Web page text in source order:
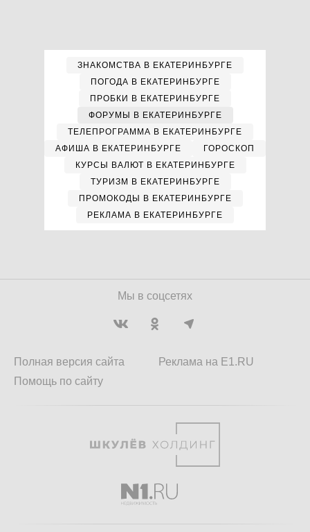
ЗНАКОМСТВА В ЕКАТЕРИНБУРГЕ
ПОГОДА В ЕКАТЕРИНБУРГЕ
ПРОБКИ В ЕКАТЕРИНБУРГЕ
ФОРУМЫ В ЕКАТЕРИНБУРГЕ
ТЕЛЕПРОГРАММА В ЕКАТЕРИНБУРГЕ
АФИША В ЕКАТЕРИНБУРГЕ
ГОРОСКОП
КУРСЫ ВАЛЮТ В ЕКАТЕРИНБУРГЕ
ТУРИЗМ В ЕКАТЕРИНБУРГЕ
ПРОМОКОДЫ В ЕКАТЕРИНБУРГЕ
РЕКЛАМА В ЕКАТЕРИНБУРГЕ
Мы в соцсетях
Полная версия сайта
Помощь по сайту
Реклама на E1.RU